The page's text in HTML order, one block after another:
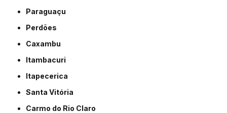
Paraguaçu
Perdões
Caxambu
Itambacuri
Itapecerica
Santa Vitória
Carmo do Rio Claro